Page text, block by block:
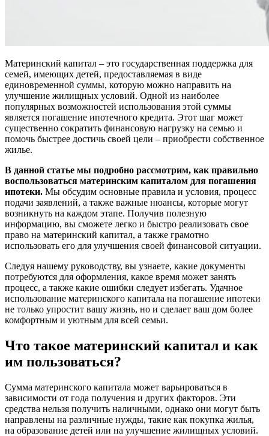
Материнский капитал – это государственная поддержка для
семей, имеющих детей, предоставляемая в виде
единовременной суммы, которую можно направить на
улучшение жилищных условий. Одной из наиболее
популярных возможностей использования этой суммы
является погашение ипотечного кредита. Этот шаг может
существенно сократить финансовую нагрузку на семью и
помочь быстрее достичь своей цели – приобрести собственное
жилье.
В данной статье мы подробно рассмотрим, как правильно
воспользоваться материнским капиталом для погашения
ипотеки. Мы обсудим основные правила и условия, процесс
подачи заявлений, а также важные нюансы, которые могут
возникнуть на каждом этапе. Получив полезную
информацию, вы сможете легко и быстро реализовать свое
право на материнский капитал, а также грамотно
использовать его для улучшения своей финансовой ситуации.
Следуя нашему руководству, вы узнаете, какие документы
потребуются для оформления, какое время может занять
процесс, а также какие ошибки следует избегать. Удачное
использование материнского капитала на погашение ипотеки
не только упростит вашу жизнь, но и сделает ваш дом более
комфортным и уютным для всей семьи.
Что такое материнский капитал и как
им пользоваться?
Сумма материнского капитала может варьироваться в
зависимости от года получения и других факторов. Эти
средства нельзя получить наличными, однако они могут быть
направлены на различные нужды, такие как покупка жилья,
на образование детей или на улучшение жилищных условий.